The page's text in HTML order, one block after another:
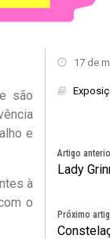
são
e
à
o
17 de
Artigo
Lady
Próximo